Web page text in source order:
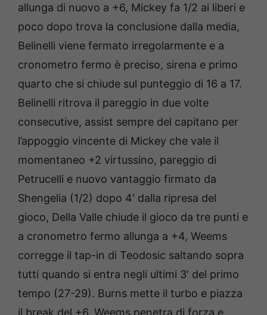
allunga di nuovo a +6, Mickey fa 1/2 ai liberi e
poco dopo trova la conclusione dalla media,
Belinelli viene fermato irregolarmente e a
cronometro fermo è preciso, sirena e primo
quarto che si chiude sul punteggio di 16 a 17.
Belinelli ritrova il pareggio in due volte
consecutive, assist sempre del capitano per
l’appoggio vincente di Mickey che vale il
momentaneo +2 virtussino, pareggio di
Petrucelli e nuovo vantaggio firmato da
Shengelia (1/2) dopo 4′ dalla ripresa del
gioco, Della Valle chiude il gioco da tre punti e
a cronometro fermo allunga a +4, Weems
corregge il tap-in di Teodosic saltando sopra
tutti quando si entra negli ultimi 3′ del primo
tempo (27-29). Burns mette il turbo e piazza
il break del +6, Weems penetra di forza e